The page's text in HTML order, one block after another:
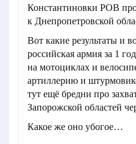
Константиновки РОВ
к Днепропетровской
Вот какие результаты и
российская армия за 1
на мотоциклах и
артиллерию и
тут ещё бредни про
Запорожской областей
Какое же оно убогое…